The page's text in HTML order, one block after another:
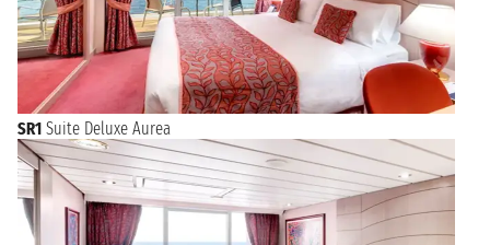
SR1 Suite Deluxe Aurea